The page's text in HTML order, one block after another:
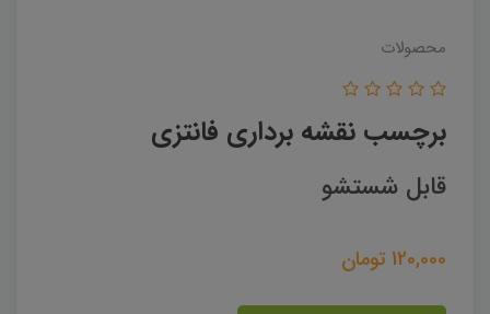
محصولات
برچسب نقشه برداری فانتزی
قابل شستشو
120,000 تومان